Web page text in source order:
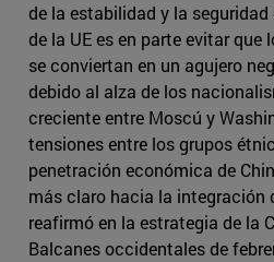
de la estabilidad y la
de la UE es en parte evitar
se conviertan en un agujero
debido al alza de los
creciente entre Moscú y
tensiones entre los grupos
penetración económica de
más claro hacia la integración
reafirmó en la estrategia de la
Balcanes occidentales de